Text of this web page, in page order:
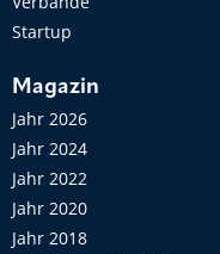
Startup
Magazin
Jahr 2026
Jahr 2024
Jahr 2022
Jahr 2020
Jahr 2018